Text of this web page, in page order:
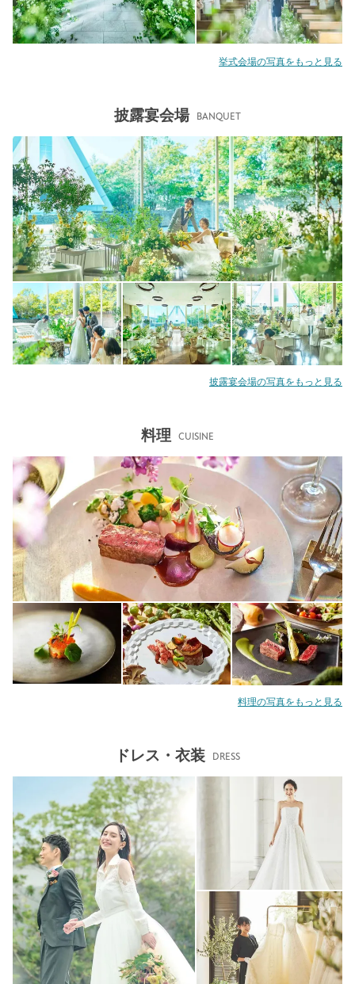
挙式会場の写真をもっと見る
披露宴会場 BANQUET
披露宴会場の写真をもっと見る
料理 CUISINE
料理の写真をもっと見る
ドレス・衣装 DRESS